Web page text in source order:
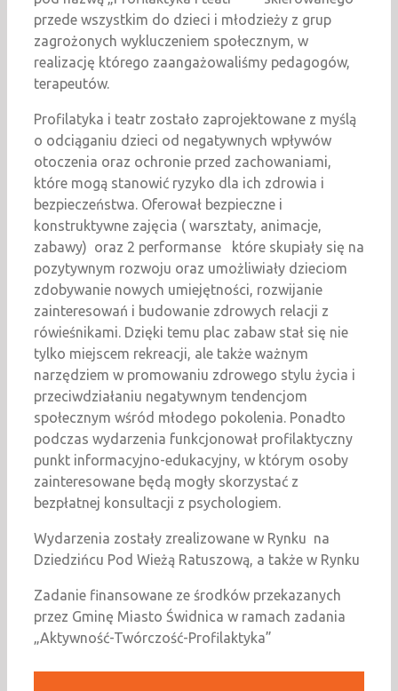
przede wszystkim do dzieci i młodzieży z grup
zagrożonych wykluczeniem społecznym, w
realizację którego zaangażowaliśmy pedagogów,
terapeutów.
Profilatyka i teatr zostało zaprojektowane z myślą
o odciąganiu dzieci od negatywnych wpływów
otoczenia oraz ochronie przed zachowaniami,
które mogą stanowić ryzyko dla ich zdrowia i
bezpieczeństwa. Oferował bezpieczne i
konstruktywne zajęcia ( warsztaty, animacje,
zabawy) oraz 2 performanse które skupiały się na
pozytywnym rozwoju oraz umożliwiały dzieciom
zdobywanie nowych umiejętności, rozwijanie
zainteresowań i budowanie zdrowych relacji z
rówieśnikami. Dzięki temu plac zabaw stał się nie
tylko miejscem rekreacji, ale także ważnym
narzędziem w promowaniu zdrowego stylu życia i
przeciwdziałaniu negatywnym tendencjom
społecznym wśród młodego pokolenia. Ponadto
podczas wydarzenia funkcjonował profilaktyczny
punkt informacyjno-edukacyjny, w którym osoby
zainteresowane będą mogły skorzystać z
bezpłatnej konsultacji z psychologiem.
Wydarzenia zostały zrealizowane w Rynku na
Dziedzińcu Pod Wieżą Ratuszową, a także w Rynku
Zadanie finansowane ze środków przekazanych
przez Gminę Miasto Świdnica w ramach zadania
„Aktywność-Twórczość-Profilaktyka”